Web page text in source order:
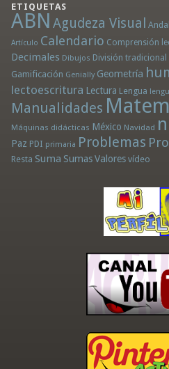
ETIQUETAS
ABN Agudeza Visual
Artículo Calendario Comprensión
Decimales Dibujos División tradicional
Gamificación Genially Geometría
lectoescritura Lectura Lengua
Manualidades
Máquinas didácticas México Navidad
Paz PDI primaria Problemas
Resta Suma Sumas Valores vídeo